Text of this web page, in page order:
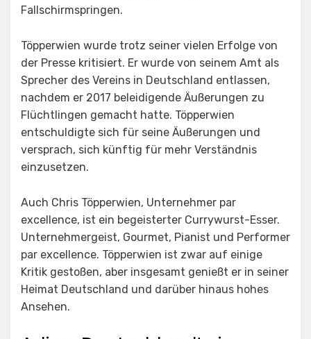
Fallschirmspringen.
Töpperwien wurde trotz seiner vielen Erfolge von
der Presse kritisiert. Er wurde von seinem Amt als
Sprecher des Vereins in Deutschland entlassen,
nachdem er 2017 beleidigende Äußerungen zu
Flüchtlingen gemacht hatte. Töpperwien
entschuldigte sich für seine Äußerungen und
versprach, sich künftig für mehr Verständnis
einzusetzen.
Auch Chris Töpperwien, Unternehmer par
excellence, ist ein begeisterter Currywurst-Esser.
Unternehmergeist, Gourmet, Pianist und Performer
par excellence. Töpperwien ist zwar auf einige
Kritik gestoßen, aber insgesamt genießt er in seiner
Heimat Deutschland und darüber hinaus hohes
Ansehen.